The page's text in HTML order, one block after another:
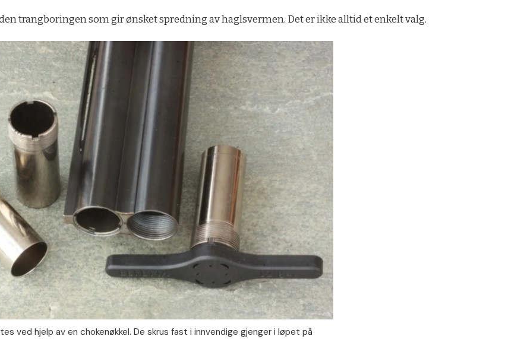
trangboringen som gir ønsket spredning av haglsvermen. Det er ikke alltid et enkelt valg.
ved hjelp av en chokenøkkel. De skrus fast i innvendige gjenger i løpet på